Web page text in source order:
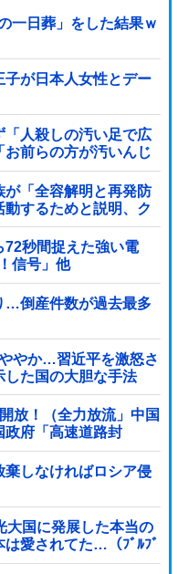
一日葬」をした結果ｗ
子が日本人女性とデー
人殺しの汚い足で広
前らの方が汚いんじ
が「全容解明と再発防
するためと説明、ク
秒間捉えた強い電
信号」他
…倒産件数が過去最多
やか…習近平を激怒さ
した国の大胆な手法
放！（全力放流」中国
政府「高速道路封
て開門（土砂崩れ発
しなければロシア侵
大国に発展した本当の
愛されてた…（ﾌﾞﾙﾌﾞ